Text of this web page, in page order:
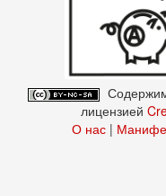
лицензией
О нас|